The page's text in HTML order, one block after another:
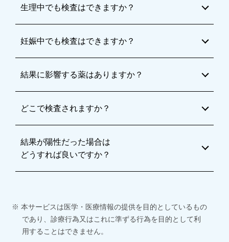
生理中でも検査はできますか？
妊娠中でも検査はできますか？
結果に影響する薬はありますか？
どこで検査されますか？
結果が陽性だった場合は
どうすれば良いですか？
本サービスは医学・医療情報の提供を目的としているもの
であり、診療行為又はこれに準ずる行為を目的として利
用することはできません。